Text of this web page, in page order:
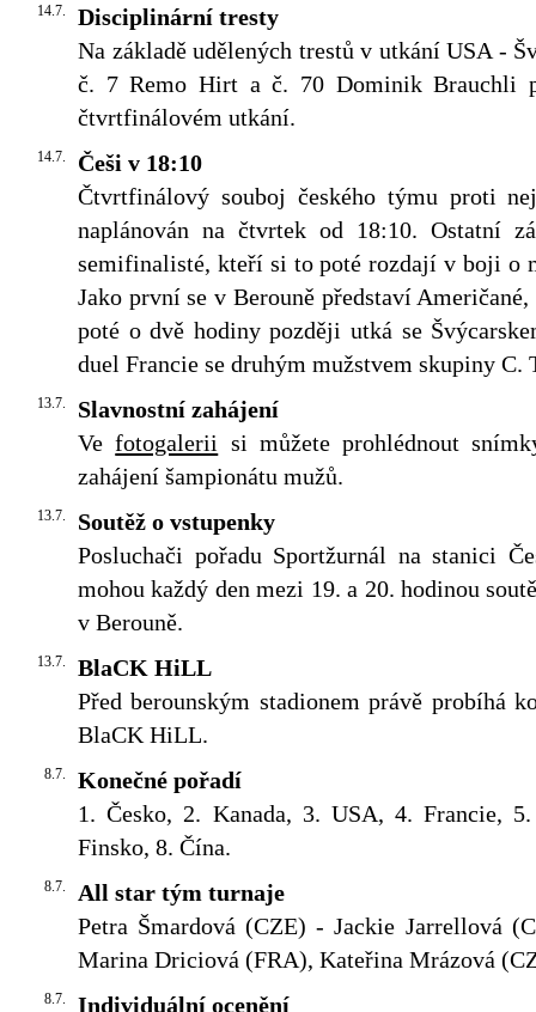
14.7.
Disciplinární tresty
Na základě udělených trestů v utkání USA -
č. 7 Remo Hirt a č. 70 Dominik Brauchli
čtvrtfinálovém utkání.
14.7.
Češi v 18:10
Čtvrtfinálový souboj českého týmu proti
naplánován na čtvrtek od 18:10. Ostatní
semifinalisté, kteří si to poté rozdají v boji o
Jako první se v Berouně představí
poté o dvě hodiny později utká se
duel Francie se druhým mužstvem skupiny C.
13.7.
Slavnostní zahájení
Vefotogalerii si můžete prohlédnout
zahájení šampionátu mužů.
13.7.
Soutěž o vstupenky
Posluchači pořadu Sportžurnál na stanici
mohou každý den mezi 19. a 20. hodinou
v Berouně.
13.7.
BlaCK HiLL
Před berounským stadionem právě probíhá
BlaCK HiLL.
8.7.
Konečné pořadí
1. Česko, 2. Kanada, 3. USA, 4. Francie,
Finsko, 8. Čína.
8.7.
All star tým turnaje
Petra Šmardová (CZE) - Jackie Jarrellová
Marina Driciová (FRA), Kateřina Mrázová
8.7. Individuální ocenění